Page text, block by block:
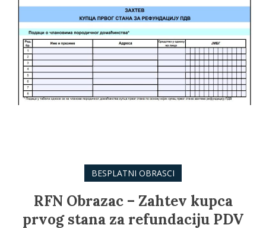
BESPLATNI OBRASCI
RFN Obrazac – Zahtev kupca
prvog stana za refundaciju PDV